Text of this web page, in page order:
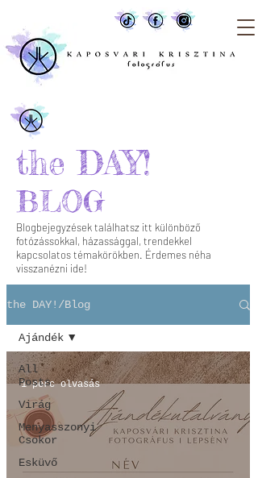
the DAY!
BLOG
Blogbejegyzések találhatsz itt különböző
fotózássokkal, házassággal, trendekkel
kapcsolatos témakörökben. Érdemes néha
visszanézni ide!
the DAY!/Blog
All
Posts
Virág
Menyasszonyi
Csokor
Esküvő
Ajándék
1 perc olvasás